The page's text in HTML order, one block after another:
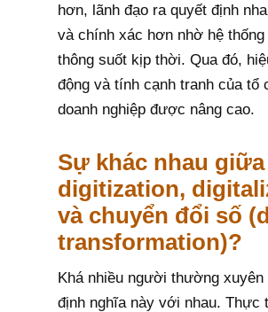
hơn, lãnh đạo ra quyết định
và chính xác hơn nhờ hệ thống
thông suốt kịp thời. Qua đó,
động và tính cạnh tranh của tổ
doanh nghiệp được nâng cao.
Sự khác nhau giữa
digitization,
và chuyển đổi số
transformation)?
Khá nhiều người thường xuyên
định nghĩa này với nhau. Thực